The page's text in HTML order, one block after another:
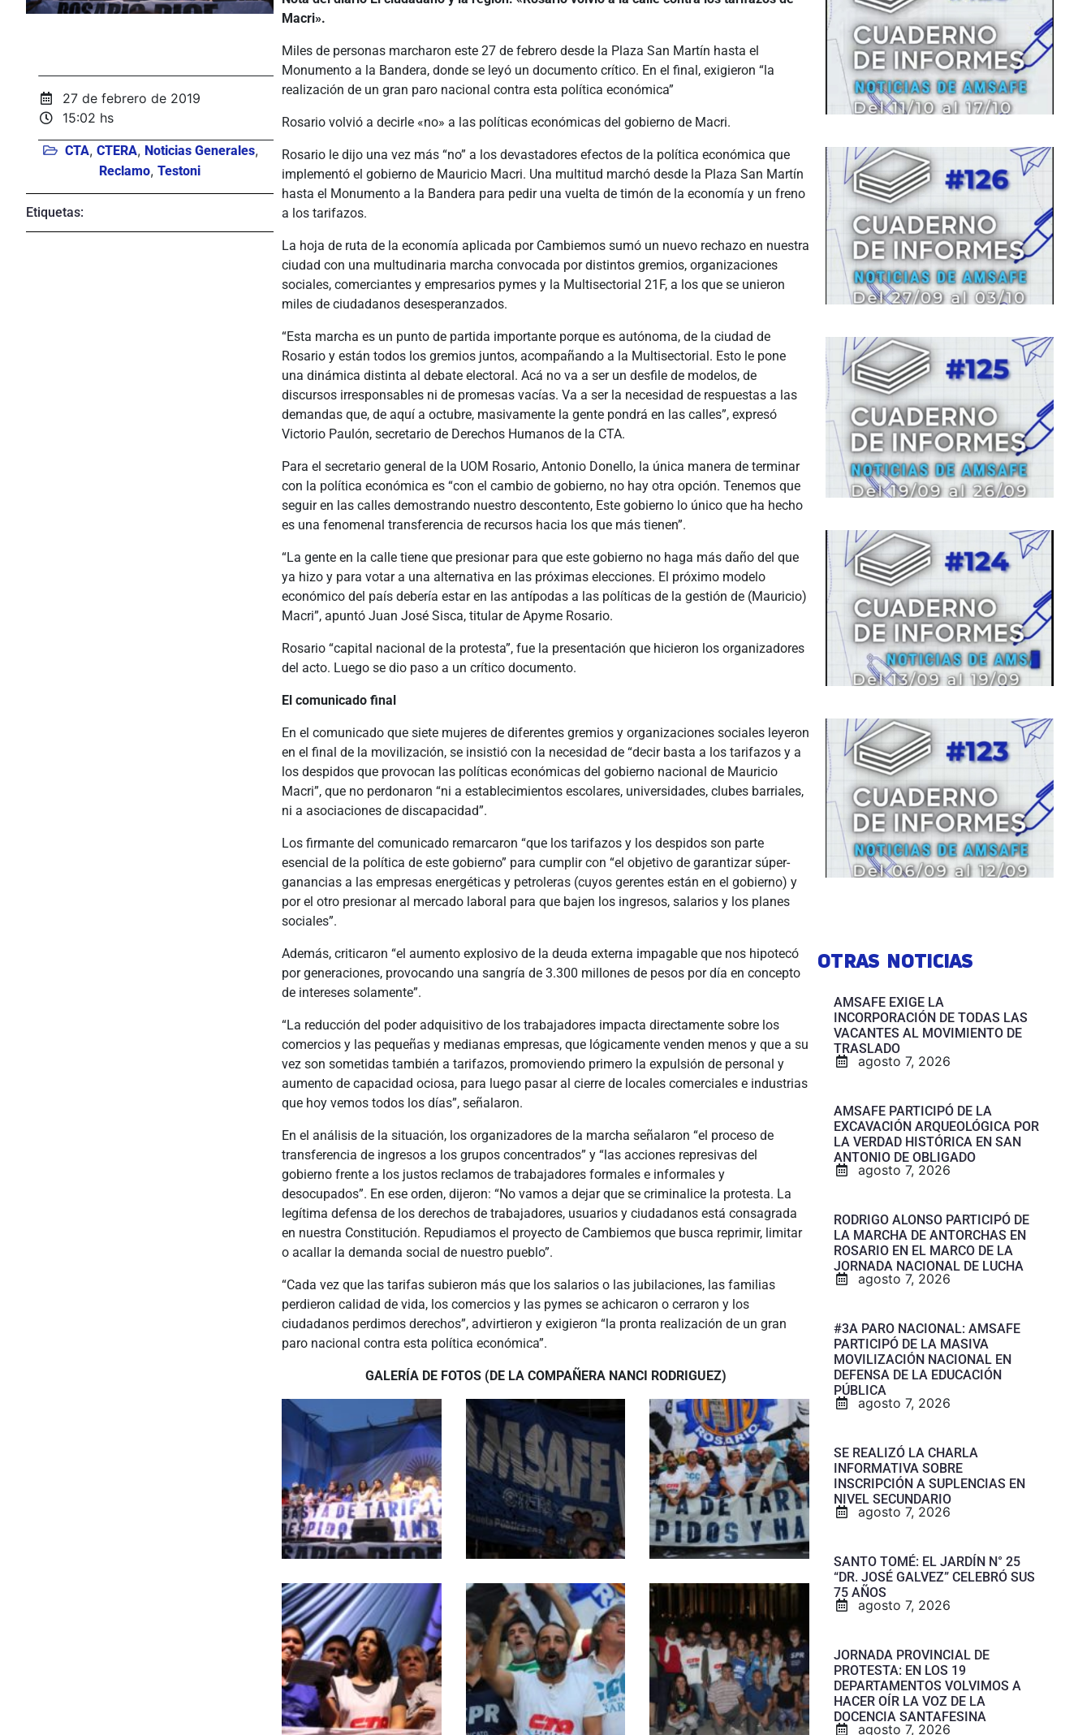
27 de febrero de 2019
15:02 hs
CTA, CTERA, Noticias Generales,
Reclamo, Testoni
Etiquetas:
Macri».
Miles de personas marcharon este 27 de febrero desde la Plaza San Martín hasta el
Monumento a la Bandera, donde se leyó un documento crítico. En el final, exigieron “la
realización de un gran paro nacional contra esta política económica”
Rosario volvió a decirle «no» a las políticas económicas del gobierno de Macri.
Rosario le dijo una vez más “no” a los devastadores efectos de la política económica que
implementó el gobierno de Mauricio Macri. Una multitud marchó desde la Plaza San Martín
hasta el Monumento a la Bandera para pedir una vuelta de timón de la economía y un freno
a los tarifazos.
La hoja de ruta de la economía aplicada por Cambiemos sumó un nuevo rechazo en nuestra
ciudad con una multudinaria marcha convocada por distintos gremios, organizaciones
sociales, comerciantes y empresarios pymes y la Multisectorial 21F, a los que se unieron
miles de ciudadanos desesperanzados.
“Esta marcha es un punto de partida importante porque es autónoma, de la ciudad de
Rosario y están todos los gremios juntos, acompañando a la Multisectorial. Esto le pone
una dinámica distinta al debate electoral. Acá no va a ser un desfile de modelos, de
discursos irresponsables ni de promesas vacías. Va a ser la necesidad de respuestas a las
demandas que, de aquí a octubre, masivamente la gente pondrá en las calles”, expresó
Victorio Paulón, secretario de Derechos Humanos de la CTA.
Para el secretario general de la UOM Rosario, Antonio Donello, la única manera de terminar
con la política económica es “con el cambio de gobierno, no hay otra opción. Tenemos que
seguir en las calles demostrando nuestro descontento, Este gobierno lo único que ha hecho
es una fenomenal transferencia de recursos hacia los que más tienen”.
“La gente en la calle tiene que presionar para que este gobierno no haga más daño del que
ya hizo y para votar a una alternativa en las próximas elecciones. El próximo modelo
económico del país debería estar en las antípodas a las políticas de la gestión de (Mauricio)
Macri”, apuntó Juan José Sisca, titular de Apyme Rosario.
Rosario “capital nacional de la protesta”, fue la presentación que hicieron los organizadores
del acto. Luego se dio paso a un crítico documento.
El comunicado final
En el comunicado que siete mujeres de diferentes gremios y organizaciones sociales leyeron
en el final de la movilización, se insistió con la necesidad de “decir basta a los tarifazos y a
los despidos que provocan las políticas económicas del gobierno nacional de Mauricio
Macri”, que no perdonaron “ni a establecimientos escolares, universidades, clubes barriales,
ni a asociaciones de discapacidad”.
Los firmante del comunicado remarcaron “que los tarifazos y los despidos son parte
esencial de la política de este gobierno” para cumplir con “el objetivo de garantizar súper-
ganancias a las empresas energéticas y petroleras (cuyos gerentes están en el gobierno) y
por el otro presionar al mercado laboral para que bajen los ingresos, salarios y los planes
sociales”.
Además, criticaron “el aumento explosivo de la deuda externa impagable que nos hipotecó
por generaciones, provocando una sangría de 3.300 millones de pesos por día en concepto
de intereses solamente”.
“La reducción del poder adquisitivo de los trabajadores impacta directamente sobre los
comercios y las pequeñas y medianas empresas, que lógicamente venden menos y que a su
vez son sometidas también a tarifazos, promoviendo primero la expulsión de personal y
aumento de capacidad ociosa, para luego pasar al cierre de locales comerciales e industrias
que hoy vemos todos los días”, señalaron.
En el análisis de la situación, los organizadores de la marcha señalaron “el proceso de
transferencia de ingresos a los grupos concentrados” y “las acciones represivas del
gobierno frente a los justos reclamos de trabajadores formales e informales y
desocupados”. En ese orden, dijeron: “No vamos a dejar que se criminalice la protesta. La
legítima defensa de los derechos de trabajadores, usuarios y ciudadanos está consagrada
en nuestra Constitución. Repudiamos el proyecto de Cambiemos que busca reprimir, limitar
o acallar la demanda social de nuestro pueblo”.
“Cada vez que las tarifas subieron más que los salarios o las jubilaciones, las familias
perdieron calidad de vida, los comercios y las pymes se achicaron o cerraron y los
ciudadanos perdimos derechos”, advirtieron y exigieron “la pronta realización de un gran
paro nacional contra esta política económica”.
GALERÍA DE FOTOS (DE LA COMPAÑERA NANCI RODRIGUEZ)
OTRAS NOTICIAS
AMSAFE EXIGE LA
INCORPORACIÓN DE TODAS LAS
VACANTES AL MOVIMIENTO DE
TRASLADO
agosto 7, 2026
AMSAFE PARTICIPÓ DE LA
EXCAVACIÓN ARQUEOLÓGICA POR
LA VERDAD HISTÓRICA EN SAN
ANTONIO DE OBLIGADO
agosto 7, 2026
RODRIGO ALONSO PARTICIPÓ DE
LA MARCHA DE ANTORCHAS EN
ROSARIO EN EL MARCO DE LA
JORNADA NACIONAL DE LUCHA
agosto 7, 2026
#3A PARO NACIONAL: AMSAFE
PARTICIPÓ DE LA MASIVA
MOVILIZACIÓN NACIONAL EN
DEFENSA DE LA EDUCACIÓN
PÚBLICA
agosto 7, 2026
SE REALIZÓ LA CHARLA
INFORMATIVA SOBRE
INSCRIPCIÓN A SUPLENCIAS EN
NIVEL SECUNDARIO
agosto 7, 2026
SANTO TOMÉ: EL JARDÍN N° 25
“DR. JOSÉ GALVEZ” CELEBRÓ SUS
75 AÑOS
agosto 7, 2026
JORNADA PROVINCIAL DE
PROTESTA: EN LOS 19
DEPARTAMENTOS VOLVIMOS A
HACER OÍR LA VOZ DE LA
DOCENCIA SANTAFESINA
agosto 7, 2026